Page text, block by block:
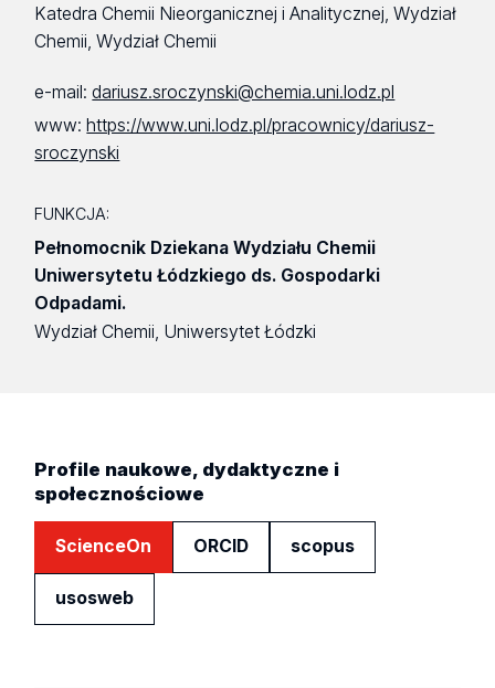
Katedra Chemii Nieorganicznej i Analitycznej, Wydział
Chemii, Wydział Chemii
e-mail:dariusz.sroczynski@chemia.uni.lodz.pl
www:https://www.uni.lodz.pl/pracownicy/dariusz-
sroczynski
FUNKCJA:
Pełnomocnik Dziekana Wydziału Chemii
Uniwersytetu Łódzkiego ds. Gospodarki
Odpadami.
Wydział Chemii, Uniwersytet Łódzki
Profile naukowe, dydaktyczne i
społecznościowe
ScienceOn ORCID scopus
usosweb